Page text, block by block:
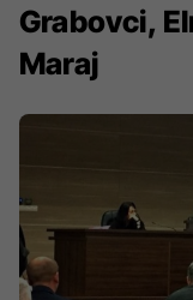
Grabovci,
Maraj